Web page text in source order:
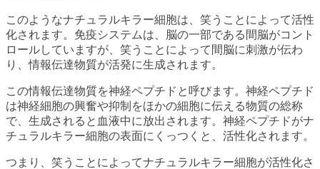
このようなナチュラルキラー細胞は、笑うことによって活性
化されます。免疫システムは、脳の一部である間脳がコント
ロールしていますが、笑うことによって間脳に刺激が伝わ
り、情報伝達物質が活発に生成されます。
この情報伝達物質を神経ペプチドと呼びます。神経ペプチド
は神経細胞の興奮や抑制をほかの細胞に伝える物質の総称
で、生成されると血液中に放出されます。神経ペプチドがナ
チュラルキラー細胞の表面にくっつくと、活性化されます。
つまり、笑うことによってナチュラルキラー細胞が活性化さ